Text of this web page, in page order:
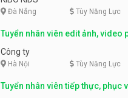
Đà Nẵng Tùy Năng Lực
Tuyển nhân viên edit ảnh, video
Công ty
Hà Nội Tùy Năng Lực
Tuyển nhân viên tiếp thực, phục